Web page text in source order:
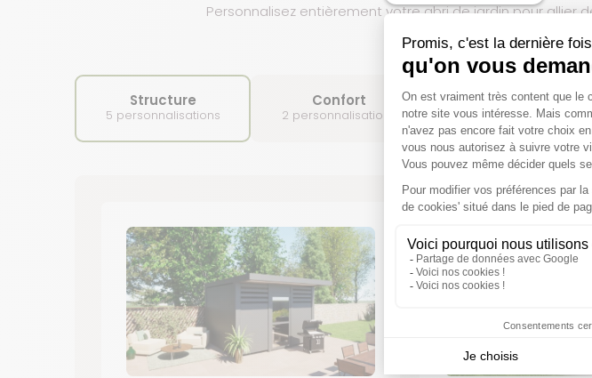
Personnalisez entièrement votre abri de jardin pour allier
Structure
5 personnalisations
Confort
2 personnalisations
Design
2 personnalisations